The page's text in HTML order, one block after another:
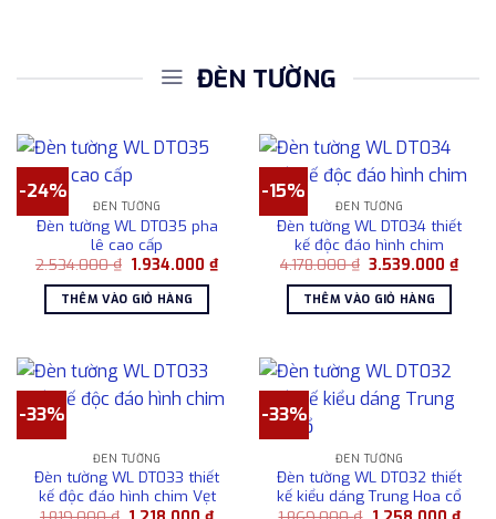
ĐÈN TƯỜNG
-24%
ĐÈN TƯỜNG
Đèn tường WL DT035 pha
lê cao cấp
2.534.000₫ Giá
là:
2.534.000 ₫.
1.934.000₫Giá
hiện
1.934.000 ₫.
THÊM VÀO GIỎ HÀNG
-15%
ĐÈN TƯỜNG
Đèn tường WL DT034 thiết
kế độc đáo hình chim
4.178.000₫ Giá
là:
4.178.000 ₫.
3.539.000₫Giá
hiện
THÊM VÀO GIỎ HÀNG
-33%
ĐÈN TƯỜNG
Đèn tường WL DT033 thiết
kế độc đáo hình chim Vẹt
-33%
ĐÈN TƯỜNG
Đèn tường WL DT032 thiết
kế kiểu dáng Trung Hoa cổ